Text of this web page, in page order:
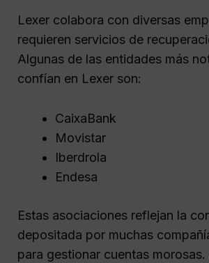
Lexer colabora con diversas
requieren servicios de
Algunas de las entidades más
confían en Lexer son:
CaixaBank
Movistar
Iberdrola
Endesa
Estas asociaciones reflejan la
depositada por muchas
para gestionar cuentas